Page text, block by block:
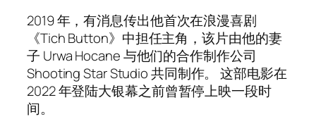
2019 年，有消息传出他首次在浪漫喜剧
《Tich Button》中担任主角，该片由他的妻
子 Urwa Hocane 与他们的合作制作公司
Shooting Star Studio 共同制作。 这部电影在
2022 年登陆大银幕之前曾暂停上映一段时
间。